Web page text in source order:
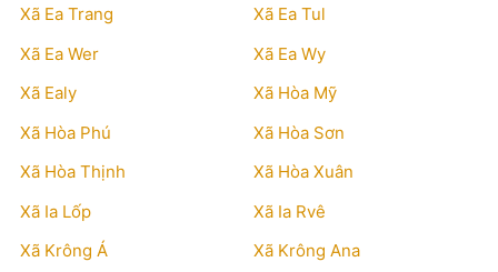
Xã Ea Trang
Xã Ea Tul
Xã Ea Wer
Xã Ea Wy
Xã Ealy
Xã Hòa Mỹ
Xã Hòa Phú
Xã Hòa Sơn
Xã Hòa Thịnh
Xã Hòa Xuân
Xã Ia Lốp
Xã Ia Rvê
Xã Krông Á
Xã Krông Ana